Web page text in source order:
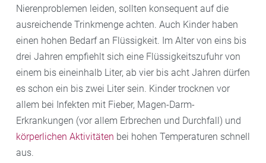
Nierenproblemen leiden, sollten konsequent auf die
ausreichende Trinkmenge achten. Auch Kinder haben
einen hohen Bedarf an Flüssigkeit. Im Alter von eins bis
drei Jahren empfiehlt sich eine Flüssigkeitszufuhr von
einem bis eineinhalb Liter, ab vier bis acht Jahren dürfen
es schon ein bis zwei Liter sein. Kinder trocknen vor
allem bei Infekten mit Fieber, Magen-Darm-
Erkrankungen (vor allem Erbrechen und Durchfall) und
körperlichen Aktivitäten bei hohen Temperaturen schnell
aus.